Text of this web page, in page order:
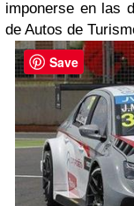
imponerse en las
de Autos de
Save